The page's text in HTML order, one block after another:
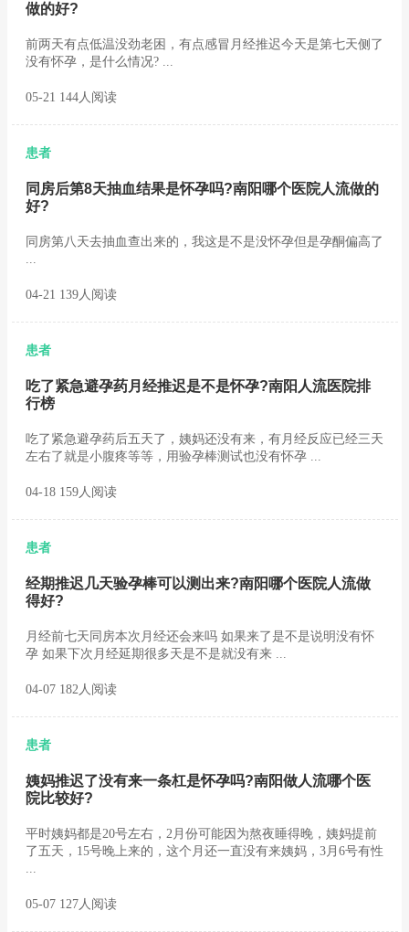
做的好?
前两天有点低温没劲老困，有点感冒月经推迟今天是第七天侧了
没有怀孕，是什么情况? ...
05-21 144人阅读
患者
同房后第8天抽血结果是怀孕吗?南阳哪个医院人流做的
好?
同房第八天去抽血查出来的，我这是不是没怀孕但是孕酮偏高了
...
04-21 139人阅读
患者
吃了紧急避孕药月经推迟是不是怀孕?南阳人流医院排
行榜
吃了紧急避孕药后五天了，姨妈还没有来，有月经反应已经三天
左右了就是小腹疼等等，用验孕棒测试也没有怀孕 ...
04-18 159人阅读
患者
经期推迟几天验孕棒可以测出来?南阳哪个医院人流做
得好?
月经前七天同房本次月经还会来吗 如果来了是不是说明没有怀
孕 如果下次月经延期很多天是不是就没有来 ...
04-07 182人阅读
患者
姨妈推迟了没有来一条杠是怀孕吗?南阳做人流哪个医
院比较好?
平时姨妈都是20号左右，2月份可能因为熬夜睡得晚，姨妈提前
了五天，15号晚上来的，这个月还一直没有来姨妈，3月6号有性
...
05-07 127人阅读